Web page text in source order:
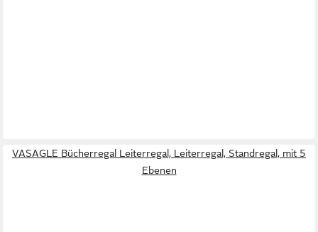
VASAGLE Bücherregal Leiterregal, Leiterregal, Standregal, mit 5
Ebenen